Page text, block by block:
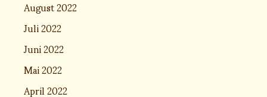
August 2022
Juli 2022
Juni 2022
Mai 2022
April 2022